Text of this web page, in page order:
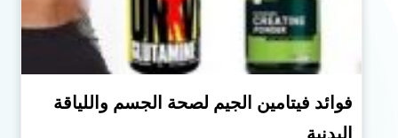
فوائد فيتامين الجيم لصحة الجسم واللياقة
البدنية